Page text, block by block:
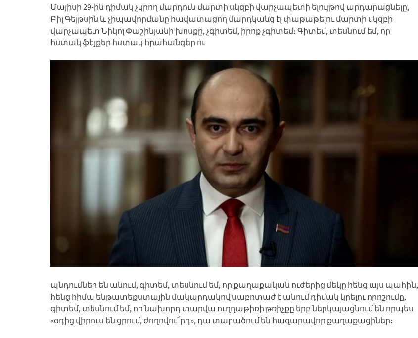
Մայիսի 29-ին դիմակ չկրող մարդուն մարտի սկզբի վարչապետի ելույթով արդարացնելը,
Բիլ Գեյթսին և չիպավորմանը հավատացող մարդկանց էլ փաթաթելու մարտի սկզբի
վարչապետ Նիկոլ Փաշինյանի խոսքը, չգիտեմ, իրոք չգիտեմ։ Գիտեմ, տեսնում եմ, որ
հստակ ֆեյքեր հստակ հրահանգեր ու
պնդումներ են անում, գիտեմ, տեսնում եմ, որ քաղաքական ուժերից մեկը հենց այս պահին,
հենց հիմա ենթատեքստային մակարդակով սաբոտաժ է անում դիմակ կրելու որոշումը,
գիտեմ, տեսնում եմ, որ նախորդ տարվա ուղղաթիռի թռիչքը երբ ներկայացնում են որպես
«օդից վիրուս են ցրում, ժողովու՜րդ», դա տարածում են հազարավոր քաղաքացիներ։